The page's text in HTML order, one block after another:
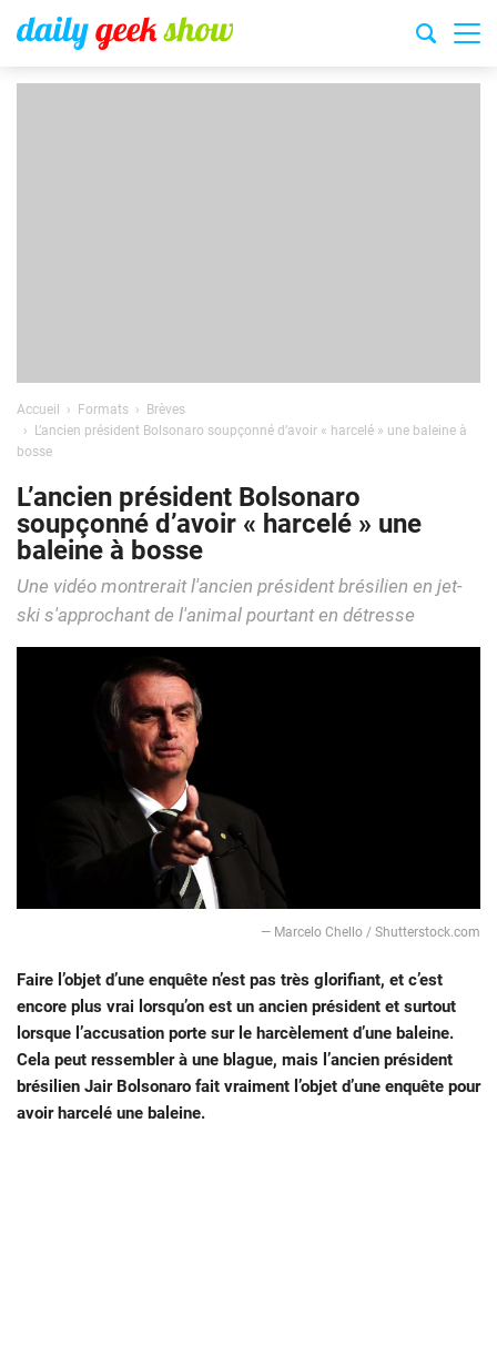
Accueil Formats
Brèves
L’ancien président Bolsonaro soupçonné d’avoir « harcelé » une baleine à
bosse
L’ancien président Bolsonaro
soupçonné d’avoir « harcelé » une
baleine à bosse
Une vidéo montrerait l'ancien président brésilien en jet-
ski s'approchant de l'animal pourtant en détresse
— Marcelo Chello / Shutterstock.com
Faire l’objet d’une enquête n’est pas très glorifiant, et c’est
encore plus vrai lorsqu’on est un ancien président et surtout
lorsque l’accusation porte sur le harcèlement d’une baleine.
Cela peut ressembler à une blague, mais l’ancien président
brésilien Jair Bolsonaro fait vraiment l’objet d’une enquête pour
avoir harcelé une baleine.